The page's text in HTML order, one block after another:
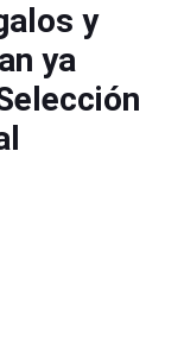
y
ya